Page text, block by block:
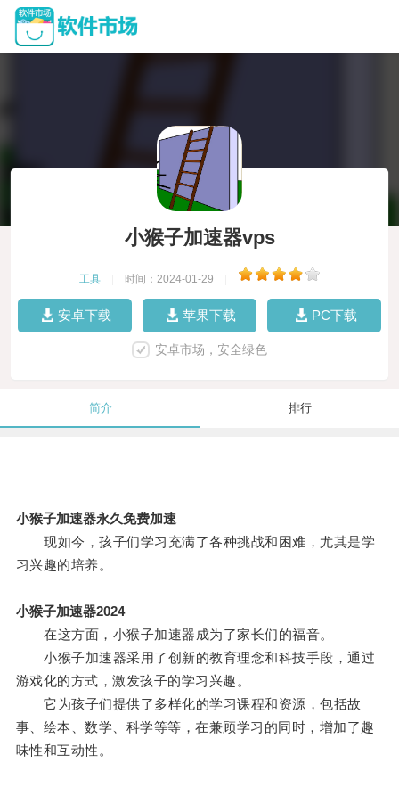
小猴子加速器vps
工具 时间：2024-01-29
安卓下载 苹果下载 PC下载
安卓市场，安全绿色
简介 排行
小猴子加速器永久免费加速
现如今，孩子们学习充满了各种挑战和困难，尤其是学
习兴趣的培养。
小猴子加速器2024
在这方面，小猴子加速器成为了家长们的福音。
小猴子加速器采用了创新的教育理念和科技手段，通过
游戏化的方式，激发孩子的学习兴趣。
它为孩子们提供了多样化的学习课程和资源，包括故
事、绘本、数学、科学等等，在兼顾学习的同时，增加了趣
味性和互动性。